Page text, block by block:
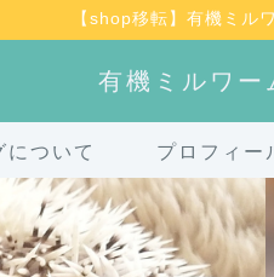
【shop移転】有機ミル
有機ミルワー
について プロフィー